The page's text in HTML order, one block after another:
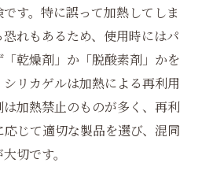
す。特に誤って加熱してしま
れもあるため、使用時にはパ
乾燥剤」か「脱酸素剤」かを
リカゲルは加熱による再利用
加熱禁止のものが多く、再利
じて適切な製品を選び、混同
切です。